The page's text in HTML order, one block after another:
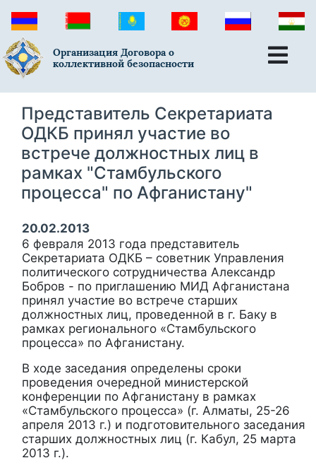
Организация Договора о
коллективной безопасности
Представитель Секретариата
ОДКБ принял участие во
встрече должностных лиц в
рамках "Стамбульского
процесса" по Афганистану"
20.02.2013
6 февраля 2013 года представитель
Секретариата ОДКБ – советник Управления
политического сотрудничества Александр
Бобров - по приглашению МИД Афганистана
принял участие во встрече старших
должностных лиц, проведенной в г. Баку в
рамках регионального «Стамбульского
процесса» по Афганистану.
В ходе заседания определены сроки
проведения очередной министерской
конференции по Афганистану в рамках
«Стамбульского процесса» (г. Алматы, 25-26
апреля 2013 г.) и подготовительного заседания
старших должностных лиц (г. Кабул, 25 марта
2013 г.).